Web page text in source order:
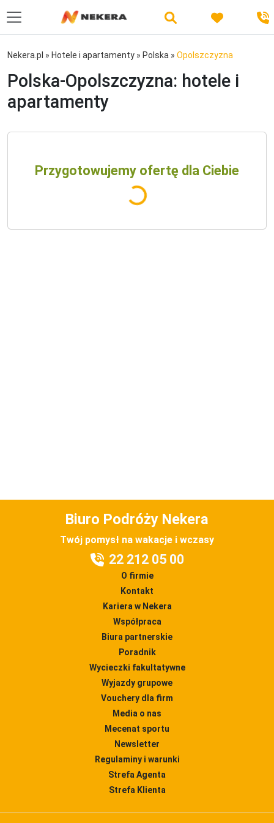
Nekera.pl » Hotele i apartamenty » Polska » Opolszczyzna
Polska-Opolszczyzna: hotele i
apartamenty
Przygotowujemy ofertę dla Ciebie
Biuro Podróży Nekera
Twój pomysł na wakacje i wczasy
22 212 05 00
O firmie
Kontakt
Kariera w Nekera
Współpraca
Biura partnerskie
Poradnik
Wycieczki fakultatywne
Wyjazdy grupowe
Vouchery dla firm
Media o nas
Mecenat sportu
Newsletter
Regulaminy i warunki
Strefa Agenta
Strefa Klienta